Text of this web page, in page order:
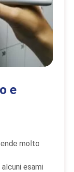
e
molto
esami